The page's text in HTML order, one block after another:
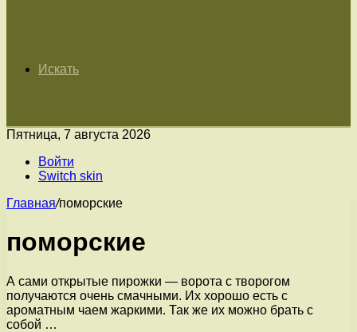
Искать
Пятница, 7 августа 2026
Войти
Switch skin
Главная/поморские
поморские
А сами открытые пирожки — ворота с творогом
получаются очень смачными. Их хорошо есть с
ароматным чаем жаркими. Так же их можно брать с
собой …